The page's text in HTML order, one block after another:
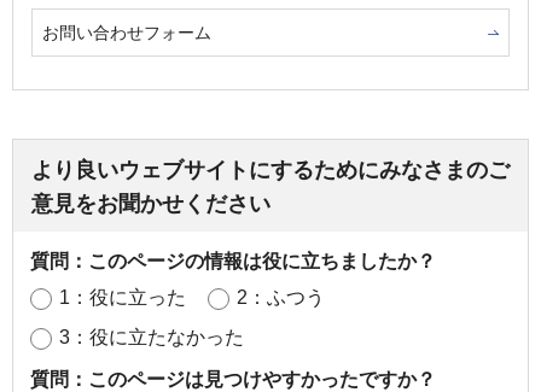
お問い合わせフォーム
より良いウェブサイトにするためにみなさまのご
意見をお聞かせください
質問：このページの情報は役に立ちましたか？
1：役に立った
2：ふつう
3：役に立たなかった
質問：このページは見つけやすかったですか？